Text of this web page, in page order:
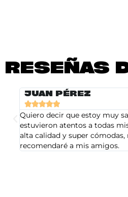
RESEÑAS
JUAN PÉREZ

Quiero decir que estoy muy
estuvieron atentos a todas
alta calidad y super
recomendaré a mis amigos.